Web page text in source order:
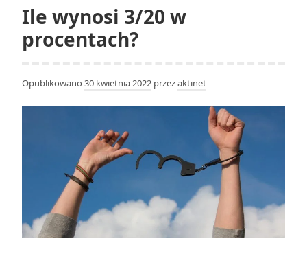
Ile wynosi 3/20 w
procentach?
Opublikowano 30 kwietnia 2022 przezaktinet